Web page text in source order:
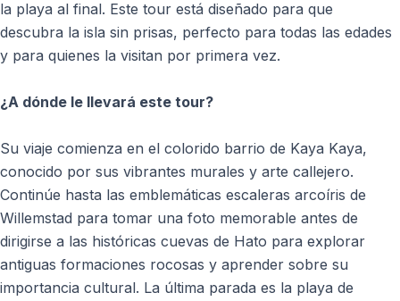
la playa al final. Este tour está diseñado para que
descubra la isla sin prisas, perfecto para todas las edades
y para quienes la visitan por primera vez.
¿A dónde le llevará este tour?
Su viaje comienza en el colorido barrio de Kaya Kaya,
conocido por sus vibrantes murales y arte callejero.
Continúe hasta las emblemáticas escaleras arcoíris de
Willemstad para tomar una foto memorable antes de
dirigirse a las históricas cuevas de Hato para explorar
antiguas formaciones rocosas y aprender sobre su
importancia cultural. La última parada es la playa de